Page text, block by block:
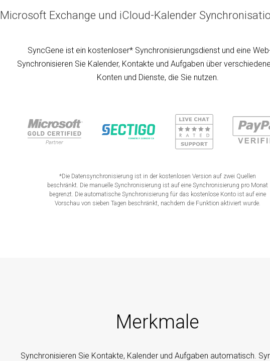
Microsoft Exchange und iCloud-Kalender
SyncGene ist ein kostenloser* Synchronisierungsdienst und eine
Synchronisieren Sie Kalender, Kontakte und Aufgaben über
Konten und Dienste, die Sie nutzen.
*Die Datensynchronisierung ist in der kostenlosen Version auf zwei Quellen
beschränkt. Die manuelle Synchronisierung ist auf eine Synchronisierung pro Monat
begrenzt. Die automatische Synchronisierung für das kostenlose Konto ist auf eine
Vorschau von sieben Tagen beschränkt, nachdem die Funktion aktiviert wurde.
Merkmale
Synchronisieren Sie Kontakte, Kalender und Aufgaben automatisch.